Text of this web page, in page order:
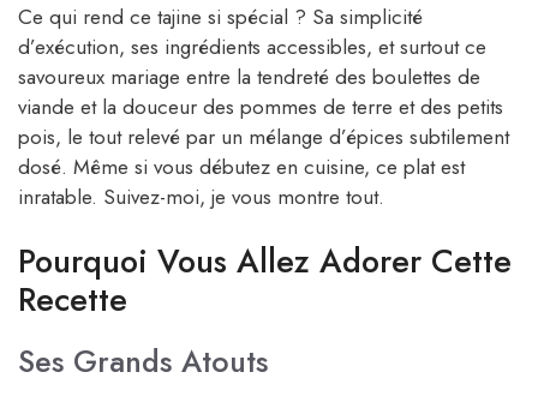
Ce qui rend ce tajine si spécial ? Sa simplicité
d’exécution, ses ingrédients accessibles, et surtout ce
savoureux mariage entre la tendreté des boulettes de
viande et la douceur des pommes de terre et des petits
pois, le tout relevé par un mélange d’épices subtilement
dosé. Même si vous débutez en cuisine, ce plat est
inratable. Suivez-moi, je vous montre tout.
Pourquoi Vous Allez Adorer Cette
Recette
Ses Grands Atouts